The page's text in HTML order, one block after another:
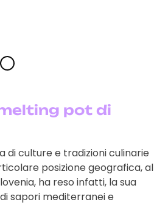
pot di
di culture e tradizioni culinarie
posizione geografica, al
ha reso infatti, la sua
sapori mediterranei e